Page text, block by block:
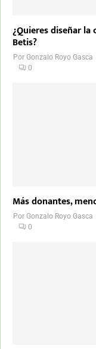
¿Quieres diseñar la
Betis?
PorGonzalo Royo Gasca
0
Más donantes,
PorGonzalo Royo Gasca
0